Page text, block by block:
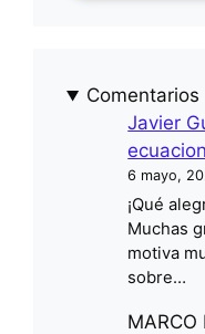
Comentarios
Javier
6 mayo,
¡Qué
Muchas
motiva
sobre…
MARCO